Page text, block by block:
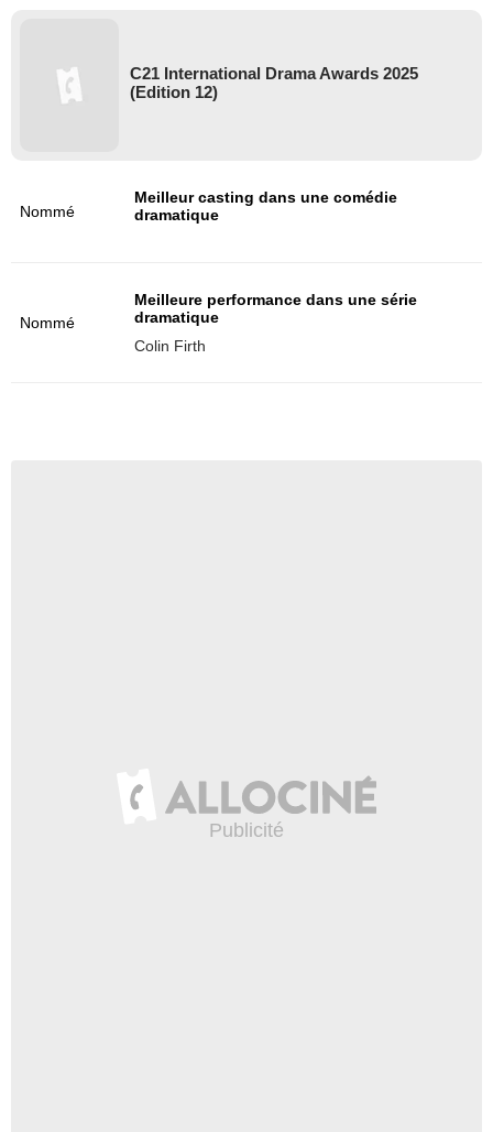
C21 International Drama Awards 2025
(Edition 12)
Nommé
Meilleur casting dans une comédie
dramatique
Nommé
Meilleure performance dans une série
dramatique
Colin Firth